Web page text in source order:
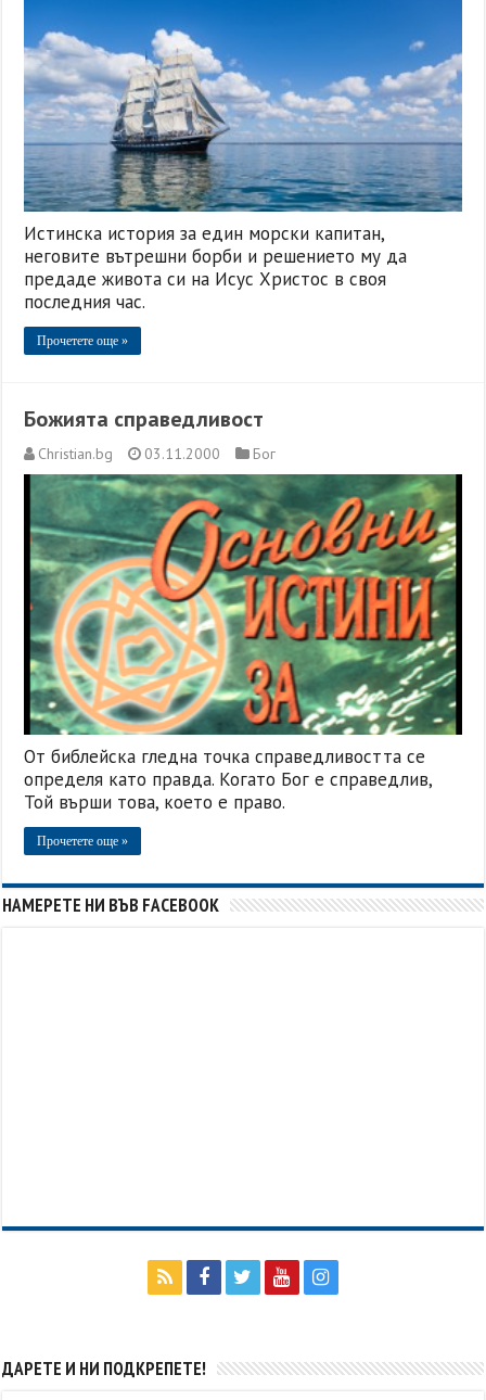
Истинска история за един морски капитан,
неговите вътрешни борби и решението му да
предаде живота си на Исус Христос в своя
последния час.
Прочетете още »
Божията справедливост
Christian.bg 03.11.2000 Бог
От библейска гледна точка справедливостта се
определя като правда. Когато Бог е справедлив,
Той върши това, което е право.
Прочетете още »
НАМЕРЕТЕ НИ ВЪВ FACEBOOK
ДАРЕТЕ И НИ ПОДКРЕПЕТЕ!